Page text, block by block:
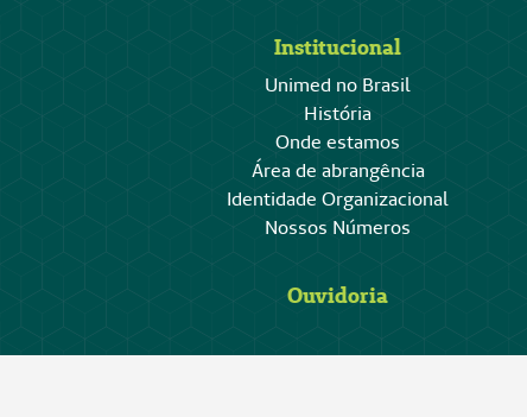
Institucional
Unimed no Brasil
História
Onde estamos
Área de abrangência
Identidade Organizacional
Nossos Números
Ouvidoria